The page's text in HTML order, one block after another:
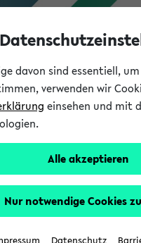
Hinweise zur
können das eKVV nach
davon sind essentiell,
verwenden wir
einsehen und mit
Alle akzeptieren
Nur notwendige Cookies